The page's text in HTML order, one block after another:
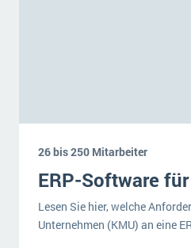
26 bis 250 Mitarbeiter
ERP-Software
Lesen Sie hier, welche
Unternehmen (KMU) an eine